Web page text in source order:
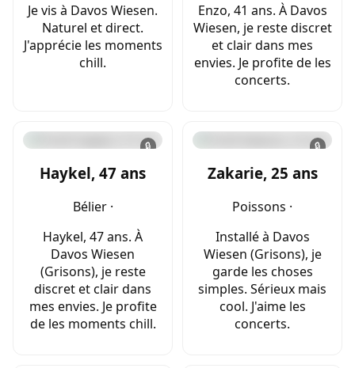
Je vis à Davos Wiesen.
Naturel et direct.
J'apprécie les moments
chill.
Enzo, 41 ans. À Davos
Wiesen, je reste discret
et clair dans mes
envies. Je profite de les
concerts.
🔒
Haykel, 47 ans
Bélier ·
Haykel, 47 ans. À
Davos Wiesen
(Grisons), je reste
discret et clair dans
mes envies. Je profite
de les moments chill.
🔒
Zakarie, 25 ans
Poissons ·
Installé à Davos
Wiesen (Grisons), je
garde les choses
simples. Sérieux mais
cool. J'aime les
concerts.